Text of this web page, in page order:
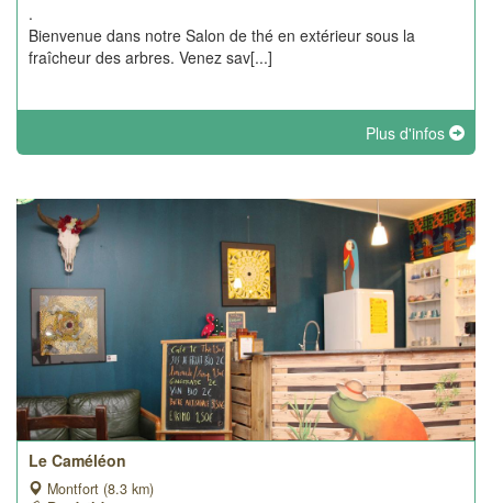
.
Bienvenue dans notre Salon de thé en extérieur sous la
fraîcheur des arbres. Venez sav[...]
Plus d'infos
Le Caméléon
Montfort (8.3 km)